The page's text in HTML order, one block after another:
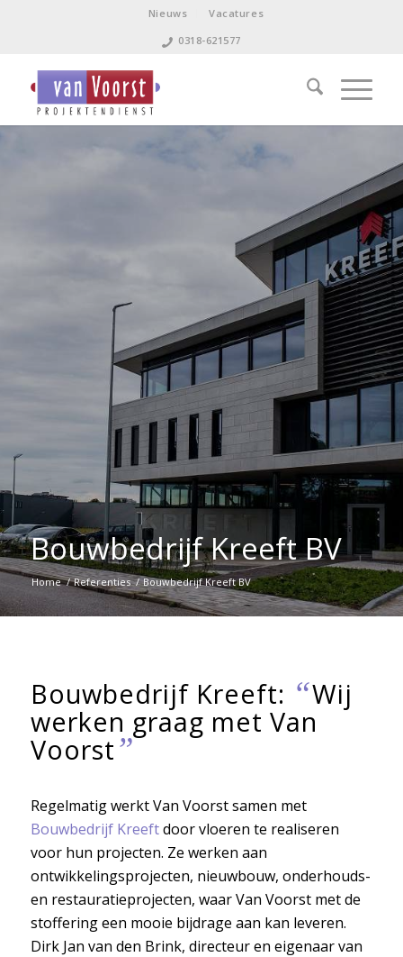
Nieuws
Vacatures
0318-621577
Bouwbedrijf Kreeft BV
Home / Referenties / Bouwbedrijf Kreeft BV
Bouwbedrijf Kreeft: “Wij
werken graag met Van
Voorst”
Regelmatig werkt Van Voorst samen met
Bouwbedrijf Kreeftdoor vloeren te realiseren
voor hun projecten. Ze werken aan
ontwikkelingsprojecten, nieuwbouw, onderhouds-
en restauratieprojecten, waar Van Voorst met de
stoffering een mooie bijdrage aan kan leveren.
Dirk Jan van den Brink, directeur en eigenaar van